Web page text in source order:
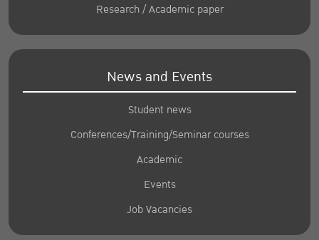
Research / Academic paper
News and Events
Student news
Conferences/Training/Seminar courses
Academic
Events
Job Vacancies